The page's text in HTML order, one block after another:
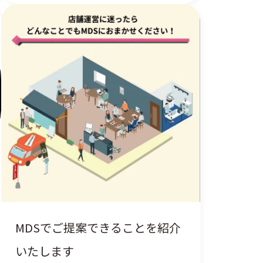
MDSでご提案できることを紹介
いたします